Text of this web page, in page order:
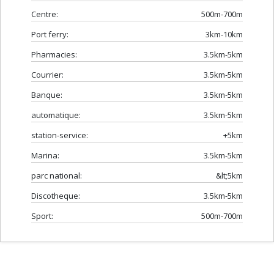
Centre:
500m-700m
Port ferry:
3km-10km
Pharmacies:
3.5km-5km
Courrier:
3.5km-5km
Banque:
3.5km-5km
automatique:
3.5km-5km
station-service:
+5km
Marina:
3.5km-5km
parc national:
&lt;5km
Discotheque:
3.5km-5km
Sport:
500m-700m